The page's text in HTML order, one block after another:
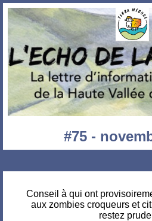
#75 -
Conseil à qui ont
aux zombies croqueurs et
restez